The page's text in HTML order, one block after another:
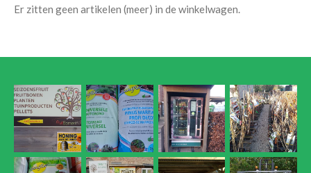
Er zitten geen artikelen (meer) in de winkelwagen.